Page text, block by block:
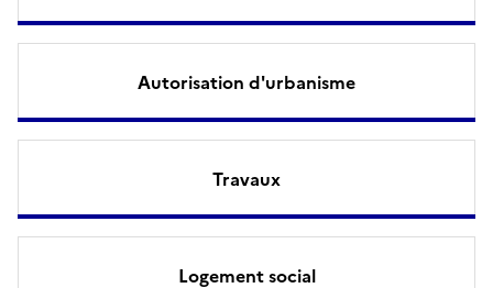
Autorisation d'urbanisme
Travaux
Logement social